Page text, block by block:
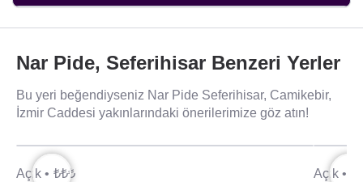
Nar Pide, Seferihisar Benzeri Yerler
Bu yeri beğendiyseniz Nar Pide Seferihisar, Camikebir,
İzmir Caddesi yakınlarındaki önerilerimize göz atın!
Açık • ₺₺₺ Açık •